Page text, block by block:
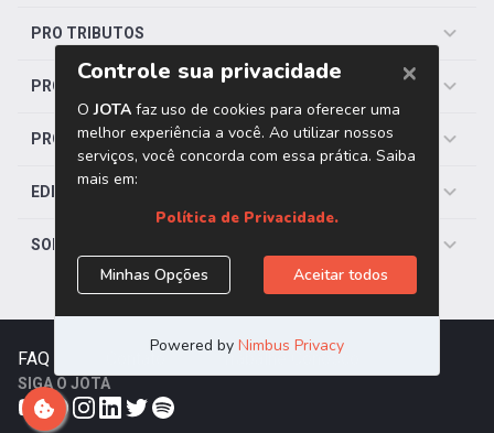
PRO TRIBUTOS
PRO TRABALHISTA
PRO SAÚDE
EDITORIAS
SOBRE O JOTA
FAQ Trabalhe Conosco
SIGA O JOTA